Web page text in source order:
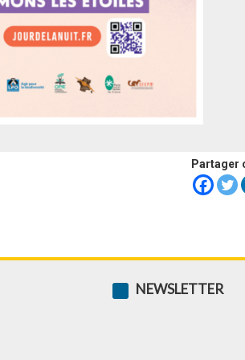
Partager
NEWSLETTER